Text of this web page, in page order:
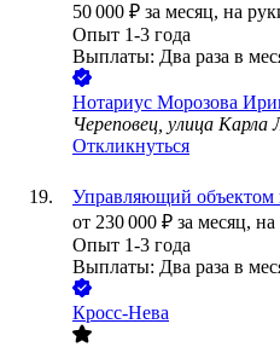
50 000 ₽ за месяц, на
Опыт 1-3 года
Выплаты: Два раза в
Нотариус Морозова
Череповец, улица Карла
Откликнуться
Управляющий объектом
от 230 000 ₽ за месяц, на
Опыт 1-3 года
Выплаты: Два раза в
Кросс-Нева